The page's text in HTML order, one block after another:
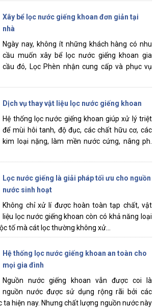
Xây bể lọc nước giếng khoan đơn giản tại
nhà
Ngày nay, không ít những khách hàng có nhu
cầu muốn xây bể lọc nước giếng khoan gia
đó, Lọc Phèn nhận cung cấp và phục vụ
Dịch vụ thay vật liệu lọc nước giếng khoan
Hệ thống lọc nước giếng khoan giúp xử lý triệt
để mùi hôi tanh, độ đục, các chất hữu cơ, các
kim loại nặng, làm mền nước cứng, nâng ph.
Lọc nước giếng là giải pháp tối ưu cho nguồn
nước sinh hoạt
Không chỉ xử lí được hoàn toàn tạp chất, vật
liệu lọc nước giếng khoan còn có khả năng loại
tố mà cát lọc thường không xử...
Hệ thống lọc nước giếng khoan an toàn cho
mọi gia đình
Nguồn nước giếng khoan vẫn được coi là
nguồn nước được sử dụng rộng rãi bởi các
ta hiện nay. Nhưng chất lượng nguồn nước này